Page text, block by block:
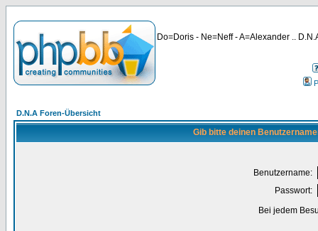
Do=Doris - Ne=Neff - A=Alexander ..
D.N.A Foren-Übersicht
Gib bitte deinen
Benutzername:
Passwort:
Bei jedem